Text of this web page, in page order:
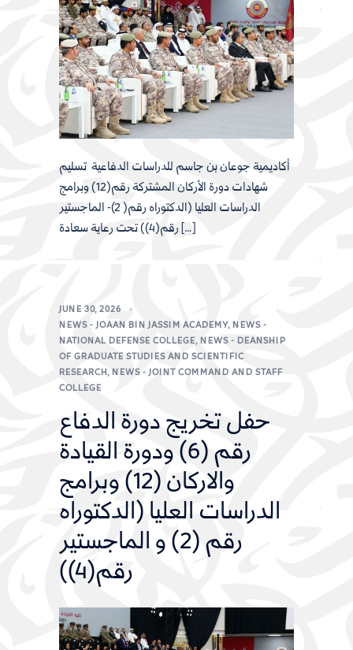
أكاديمية جوعان بن جاسم للدراسات الدفاعية تسليم
شهادات دورة الأركان المشتركة رقم(12) وبرامج
الدراسات العليا (الدكتوراه رقم( 2)- الماجستير
رقم(4)) تحت رعاية سعادة […]
JUNE 30, 2026
NEWS - JOAAN BIN JASSIM ACADEMY, NEWS -
NATIONAL DEFENSE COLLEGE, NEWS - DEANSHIP
OF GRADUATE STUDIES AND SCIENTIFIC
RESEARCH, NEWS - JOINT COMMAND AND STAFF
COLLEGE
حفل تخريج دورة الدفاع
رقم (6) ودورة القيادة
والاركان (12) وبرامج
الدراسات العليا (الدكتوراه
رقم (2) و الماجستير
رقم(4))